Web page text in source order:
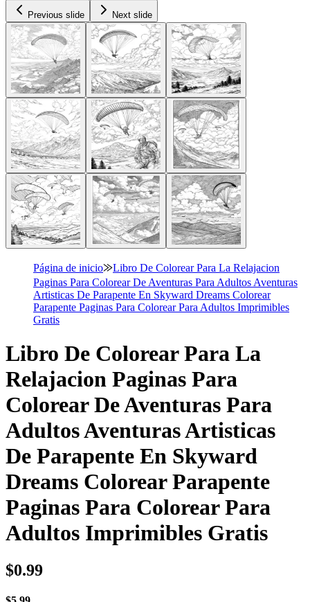
Previous slide Next slide
Página de inicio⨠Libro De Colorear Para La Relajacion
Paginas Para Colorear De Aventuras Para Adultos Aventuras
Artisticas De Parapente En Skyward Dreams Colorear
Parapente Paginas Para Colorear Para Adultos Imprimibles
Gratis
Libro De Colorear Para La
Relajacion Paginas Para
Colorear De Aventuras Para
Adultos Aventuras Artisticas
De Parapente En Skyward
Dreams Colorear Parapente
Paginas Para Colorear Para
Adultos Imprimibles Gratis
$0.99